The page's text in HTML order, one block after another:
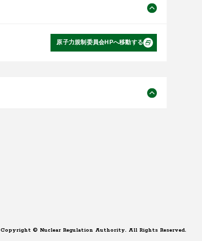
原子力規制委員会HPへ移動する
Copyright © Nuclear Regulation Authority. All Rights Reserved.